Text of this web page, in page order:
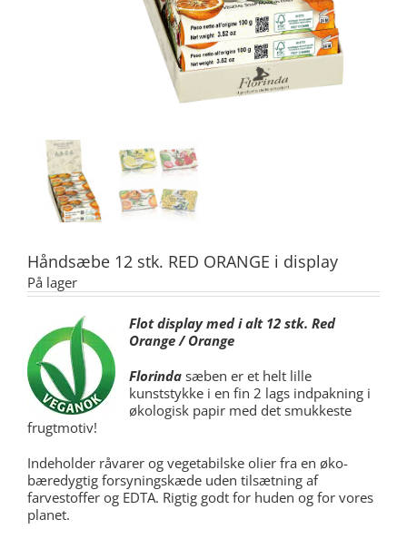
Håndsæbe 12 stk. RED ORANGE i display
På lager
Flot display med i alt 12 stk. Red
Orange / Orange
Florinda sæben er et helt lille
kunststykke i en fin 2 lags indpakning i
økologisk papir med det smukkeste
frugtmotiv!
Indeholder råvarer og vegetabilske olier fra en øko-
bæredygtig forsyningskæde uden tilsætning af
farvestoffer og EDTA. Rigtig godt for huden og for vores
planet.